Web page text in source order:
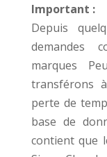
Important :
Depuis
demandes
marques
transférons
perte de
base de
contient que